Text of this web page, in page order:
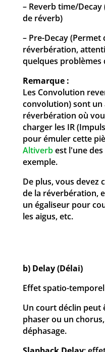
– Reverb time/
de réverb)
– Pre-Decay
réverbération,
quelques
Remarque :
Les Convolution
convolution) sont un
réverbération où
charger les IR
pour émuler cette
Altiverbest l'une
exemple.
De plus, vous
de la réverbération,
un égaliseur pour
les aigus, etc.
b) Delay (Délai)
Effet spatio-
Un court déclin peut
phaser ou un
déphasage.